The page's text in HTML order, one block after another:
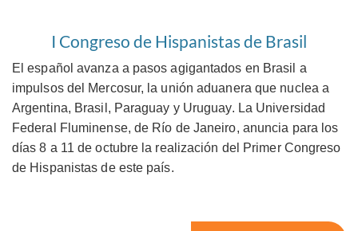
I Congreso de Hispanistas de Brasil
El español avanza a pasos agigantados en Brasil a
impulsos del Mercosur, la unión aduanera que nuclea a
Argentina, Brasil, Paraguay y Uruguay. La Universidad
Federal Fluminense, de Río de Janeiro, anuncia para los
días 8 a 11 de octubre la realización del Primer Congreso
de Hispanistas de este país.